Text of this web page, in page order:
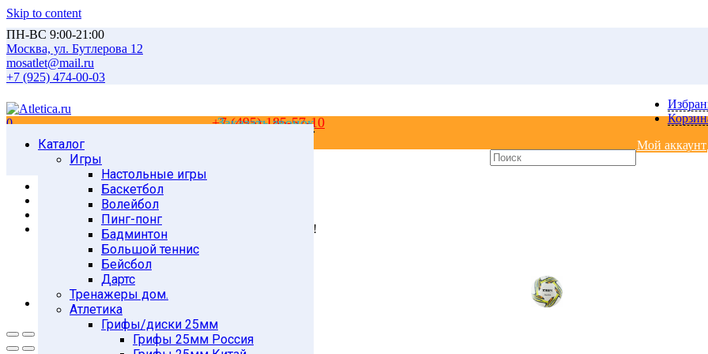
Skip to content
ПН-ВС 9:00-21:00
Москва, ул. Бутлерова 12
mosatlet@mail.ru
+7 (925) 474-00-03
Мой аккаунт
0
+7 (495) 185-57-10
Заказать звонок
Каталог
Игры
Настольные игры
Баскетбол
Волейбол
Пинг-понг
Бадминтон
Большой теннис
Бейсбол
Дартс
Тренажеры дом.
Атлетика
Грифы/диски 25мм
Грифы 25мм Россия
Главная
Товары
СПОРТИВНЫЕ ИГРЫ
Мячи футбольные
Мячи футбольные TORRES
Мяч футбольный TORRES Club p.5 F31835 NEW!!!